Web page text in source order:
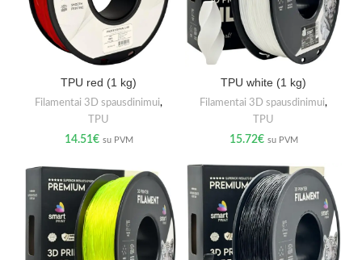
TPU red (1 kg)
Filamentai 3D spausdinimui,
TPU
14.51€ su PVM
TPU white (1 kg)
Filamentai 3D spausdinimui,
TPU
15.72€ su PVM